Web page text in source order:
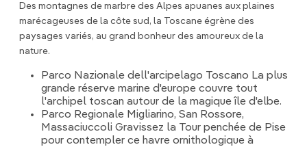
Des montagnes de marbre des Alpes apuanes aux plaines
marécageuses de la côte sud, la Toscane égrène des
paysages variés, au grand bonheur des amoureux de la
nature.
Parco Nazionale dell'arcipelago Toscano La plus
grande réserve marine d'europe couvre tout
l'archipel toscan autour de la magique île d'elbe.
Parco Regionale Migliarino, San Rossore,
Massaciuccoli Gravissez la Tour penchée de Pise
pour contempler ce havre ornithologique à